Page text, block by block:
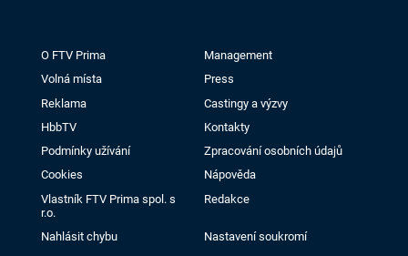
O FTV Prima
Management
Volná místa
Press
Reklama
Castingy a výzvy
HbbTV
Kontakty
Podmínky užívání
Zpracování osobních údajů
Cookies
Nápověda
Vlastník FTV Prima spol. s
r.o.
Redakce
Nahlásit chybu Nastavení soukromí